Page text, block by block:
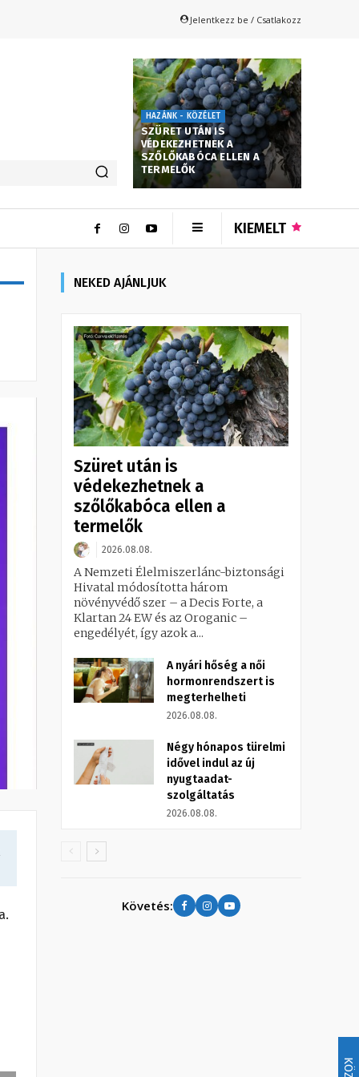
Jelentkezz be / Csatlakozz
HAZÁNK - KÖZÉLET
SZÜRET UTÁN IS
VÉDEKEZHETNEK A
SZŐLŐKABÓCA ELLEN A
TERMELŐK
KIEMELT
NEKED AJÁNLJUK
Szüret után is
védekezhetnek a
szőlőkabóca ellen a
termelők
2026.08.08.
A Nemzeti Élelmiszerlánc-biztonsági
Hivatal módosította három
növényvédő szer – a Decis Forte, a
Klartan 24 EW és az Oroganic –
engedélyét, így azok a...
A nyári hőség a női
hormonrendszert is
megterhelheti
2026.08.08.
Négy hónapos türelmi
idővel indul az új
nyugtaadat-
szolgáltatás
2026.08.08.
Követés: